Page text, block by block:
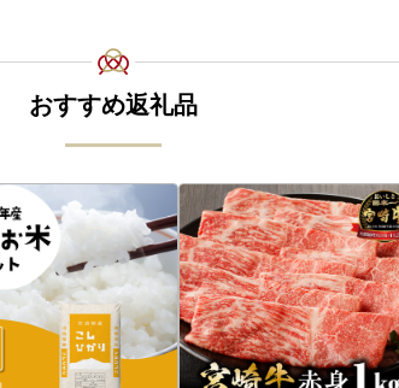
おすすめ返礼品